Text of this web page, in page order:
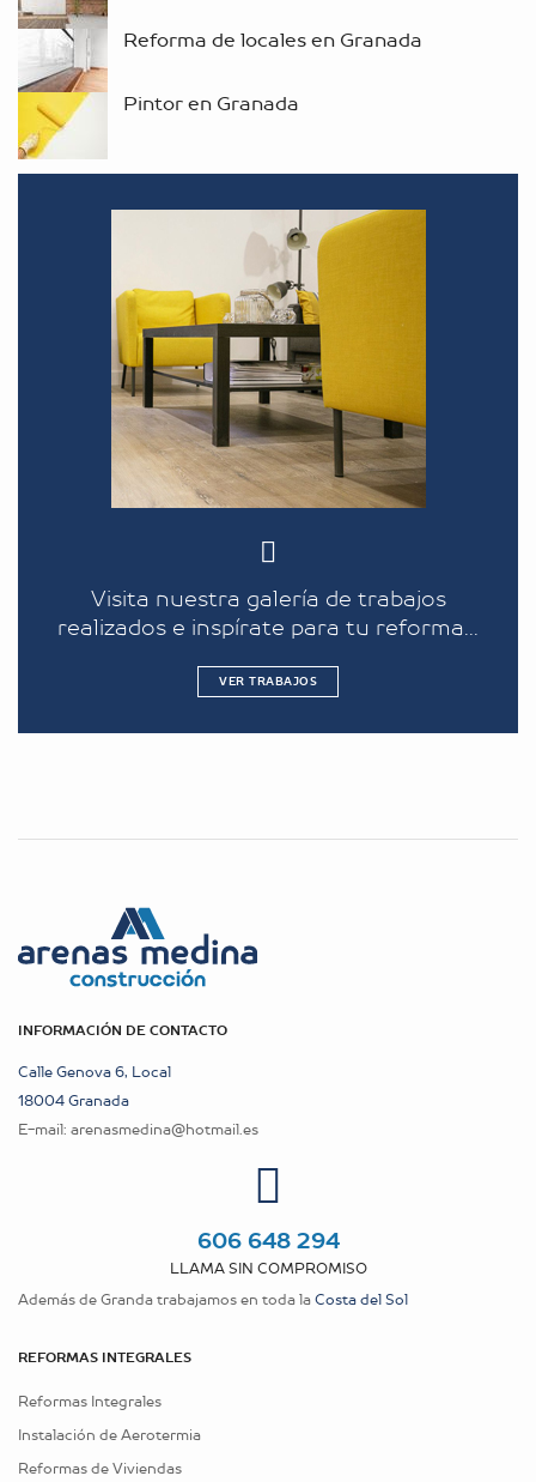
Reforma de locales en Granada
Pintor en Granada
Visita nuestra galería de trabajos
realizados e inspírate para tu reforma...
VER TRABAJOS
INFORMACIÓN DE CONTACTO
Calle Genova 6, Local
18004 Granada
E-mail: arenasmedina@hotmail.es
606 648 294
LLAMA SIN COMPROMISO
Además de Granda trabajamos en toda laCosta del Sol
REFORMAS INTEGRALES
Reformas Integrales
Instalación de Aerotermia
Reformas de Viviendas